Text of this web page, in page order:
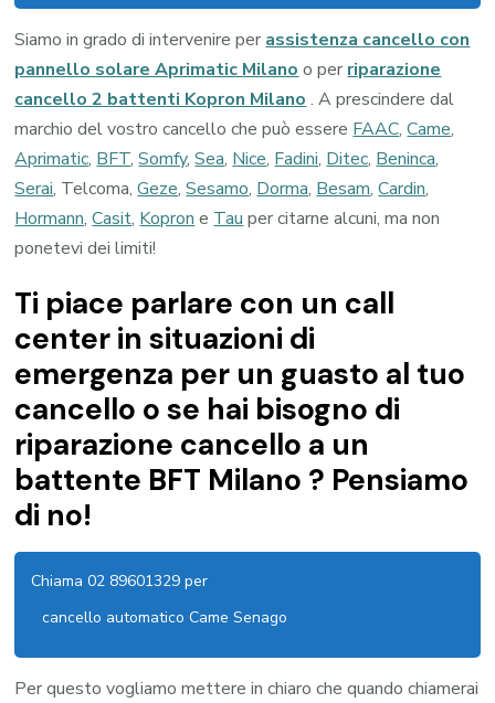
Siamo in grado di intervenire per assistenza cancello con
pannello solare Aprimatic Milano o per riparazione
cancello 2 battenti Kopron Milano . A prescindere dal
marchio del vostro cancello che può essere FAAC,Came,
Aprimatic, BFT,Somfy,Sea, Nice, Fadini, Ditec, Beninca,
Serai, Telcoma,Geze,Sesamo, Dorma, Besam,Cardin,
Hormann,Casit, Kopron e Tau per citarne alcuni, ma non
ponetevi dei limiti!
Ti piace parlare con un call
center in situazioni di
emergenza per un guasto al tuo
cancello o se hai bisogno di
riparazione cancello a un
battente BFT Milano ? Pensiamo
di no!
Chiama 02 89601329 per
cancello automatico Came Senago
Per questo vogliamo mettere in chiaro che quando chiamerai